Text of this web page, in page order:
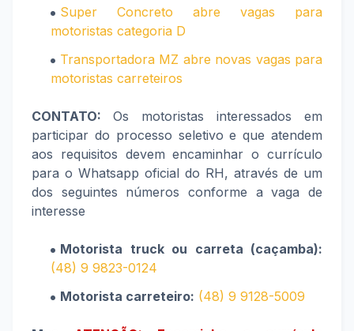
Super Concreto abre vagas para
motoristas categoria D
Transportadora MZ abre novas vagas para
motoristas carreteiros
CONTATO: Os motoristas interessados em
participar do processo seletivo e que atendem
aos requisitos devem encaminhar o currículo
para o Whatsapp oficial do RH, através de um
dos seguintes números conforme a vaga de
interesse
Motorista truck ou carreta (caçamba):
(48) 9 9823-0124
Motorista carreteiro: (48) 9 9128-5009